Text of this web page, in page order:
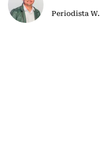
Periodista W.